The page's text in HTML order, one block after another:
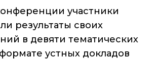
участники
результаты своих
в девяти тематических
устных докладов